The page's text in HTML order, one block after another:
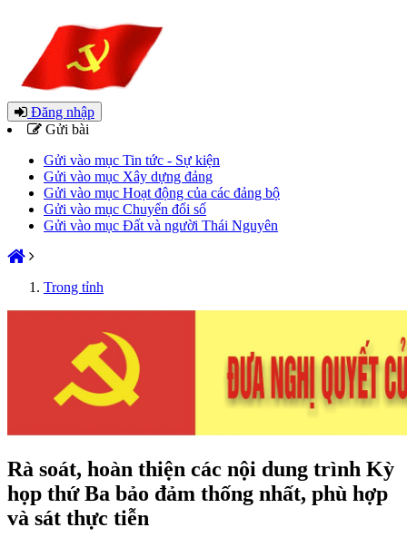
Đăng nhập
Gửi bài
Gửi vào mục Tin tức - Sự kiện
Gửi vào mục Xây dựng đảng
Gửi vào mục Hoạt động của các đảng bộ
Gửi vào mục Chuyển đổi số
Gửi vào mục Đất và người Thái Nguyên
Trong tỉnh
Rà soát, hoàn thiện các nội dung trình Kỳ
họp thứ Ba bảo đảm thống nhất, phù hợp
và sát thực tiễn